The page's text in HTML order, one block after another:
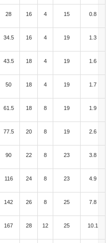
28 16 4 15 0.8
34.5 16 4 19 1.3
43.5 18 4 19 1.6
50 18 4 19 1.7
61.5 18 8 19 1.9
77.5 20 8 19 2.6
90 22 8 23 3.8
116 24 8 23 4.9
142 26 8 25 7.8
167 28 12 25 10.1